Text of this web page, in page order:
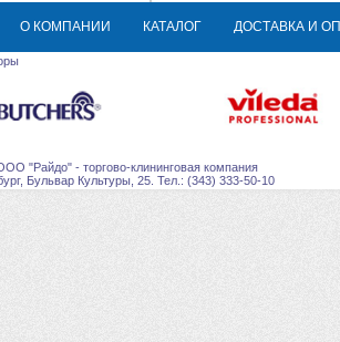
О КОМПАНИИ КАТАЛОГ ДОСТАВКА И
"Райдо" - торгово-клининговая компания
Бульвар Культуры, 25. Тел.: (343) 333-50-10